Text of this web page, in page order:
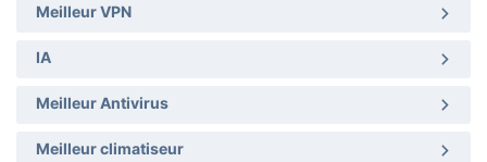
Meilleur VPN
IA
Meilleur Antivirus
Meilleur climatiseur